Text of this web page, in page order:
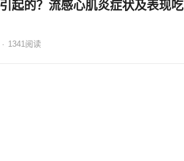
起的？流感心肌炎症状及表现吃
· 1341阅读